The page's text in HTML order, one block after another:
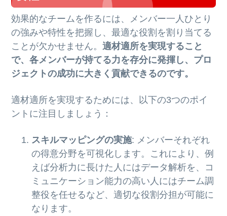
効果的なチームを作るには、メンバー一人ひとり
の強みや特性を把握し、最適な役割を割り当てる
ことが欠かせません。適材適所を実現すること
で、各メンバーが持てる力を存分に発揮し、プロ
ジェクトの成功に大きく貢献できるのです。
適材適所を実現するためには、以下の3つのポイ
ントに注目しましょう：
スキルマッピングの実施: メンバーそれぞれ
の得意分野を可視化します。これにより、例
えば分析力に長けた人にはデータ解析を、コ
ミュニケーション能力の高い人にはチーム調
整役を任せるなど、適切な役割分担が可能に
なります。